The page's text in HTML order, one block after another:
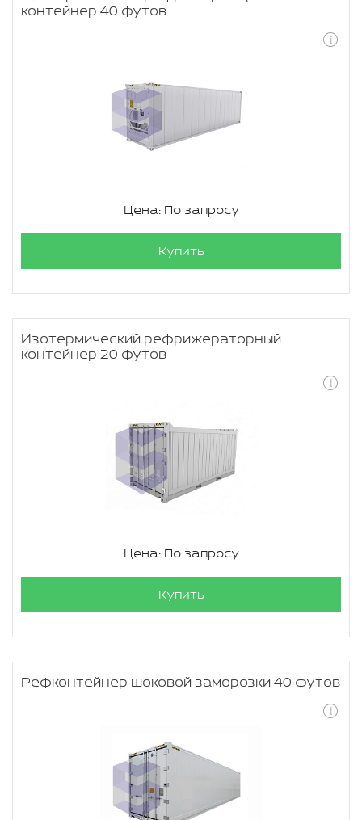
контейнер 40 футов
Цена: По запросу
Купить
Изотермический рефрижераторный
контейнер 20 футов
Цена: По запросу
Купить
Рефконтейнер шоковой заморозки 40 футов